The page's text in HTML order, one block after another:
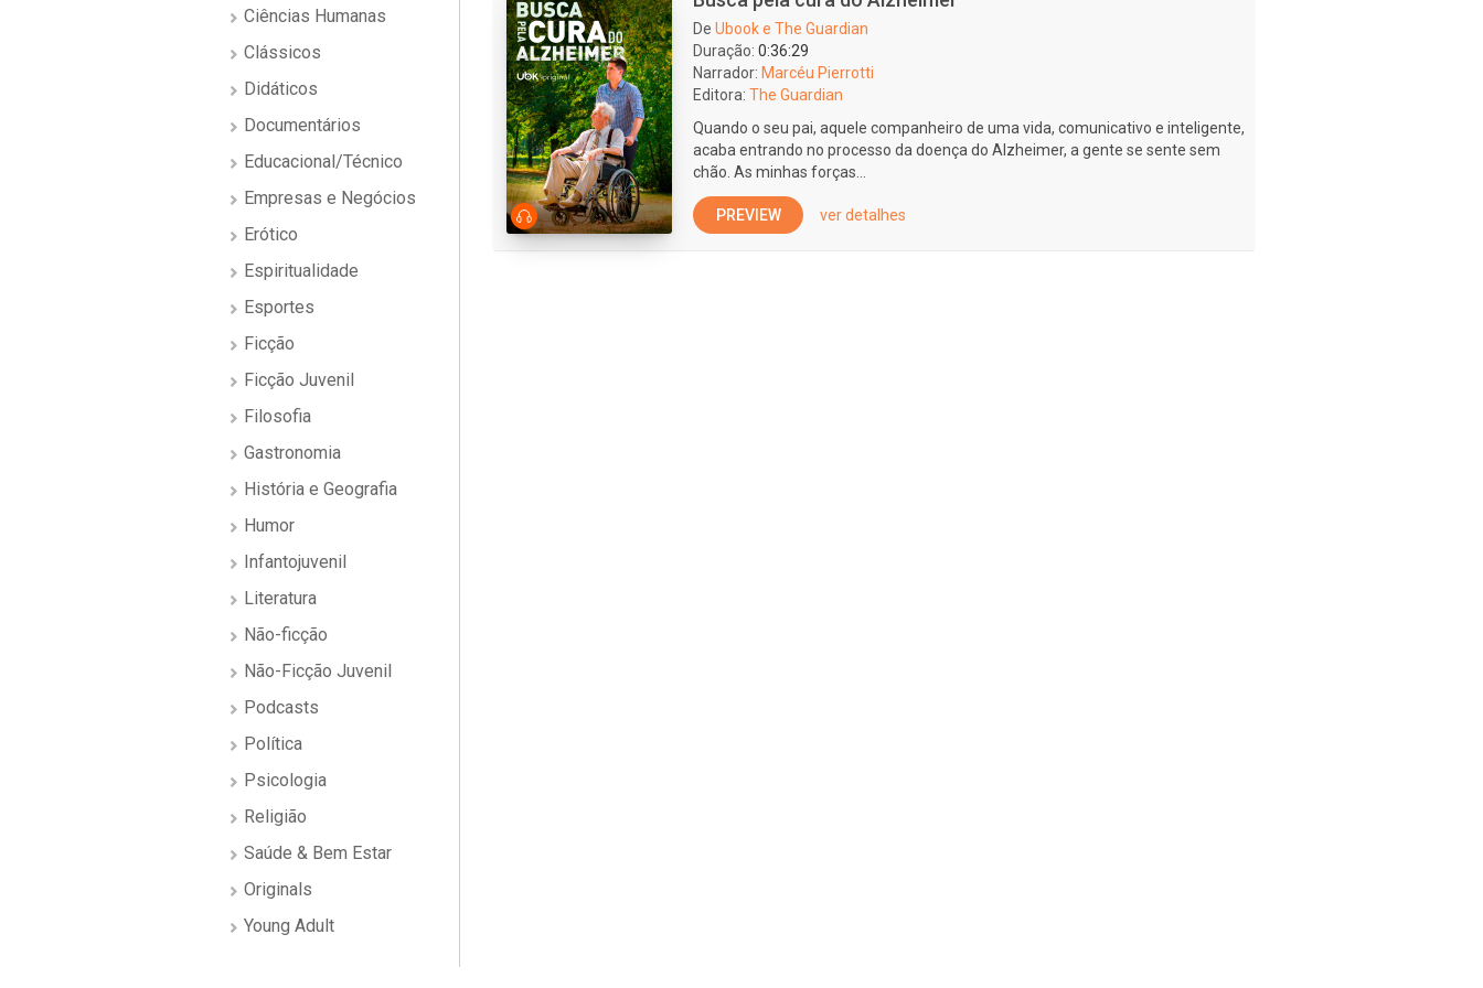
Ciências Humanas
Clássicos
Didáticos
Documentários
Educacional/Técnico
Empresas e Negócios
Erótico
Espiritualidade
Esportes
Ficção
Ficção Juvenil
Filosofia
Gastronomia
História e Geografia
Humor
Infantojuvenil
Literatura
Não-ficção
Não-Ficção Juvenil
Podcasts
Política
Psicologia
Religião
Saúde & Bem Estar
Originals
Young Adult
De Ubook e The Guardian
Duração: 0:36:29
Narrador: Marcéu Pierrotti
Editora: The Guardian
Quando o seu pai, aquele companheiro de uma vida, comunicativo e inteligente,
acaba entrando no processo da doença do Alzheimer, a gente se sente sem
chão. As minhas forças...
PREVIEW ver detalhes